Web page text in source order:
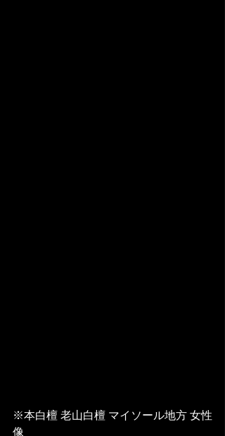
※本白檀 老山白檀 マイソール地方 女性
像